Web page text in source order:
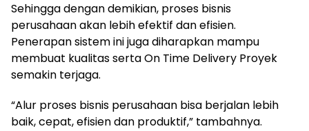
Sehingga dengan demikian, proses bisnis
perusahaan akan lebih efektif dan efisien.
Penerapan sistem ini juga diharapkan mampu
membuat kualitas serta On Time Delivery Proyek
semakin terjaga.
“Alur proses bisnis perusahaan bisa berjalan lebih
baik, cepat, efisien dan produktif,” tambahnya.